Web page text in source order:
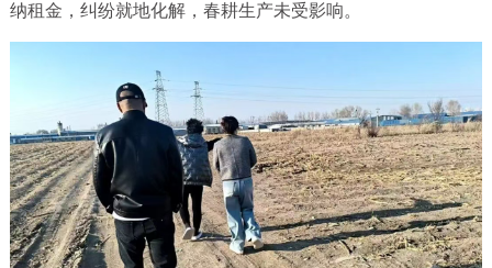
纳租金，纠纷就地化解，春耕生产未受影响。